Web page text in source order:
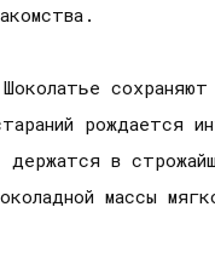
сохраняют
рождается
в
массы